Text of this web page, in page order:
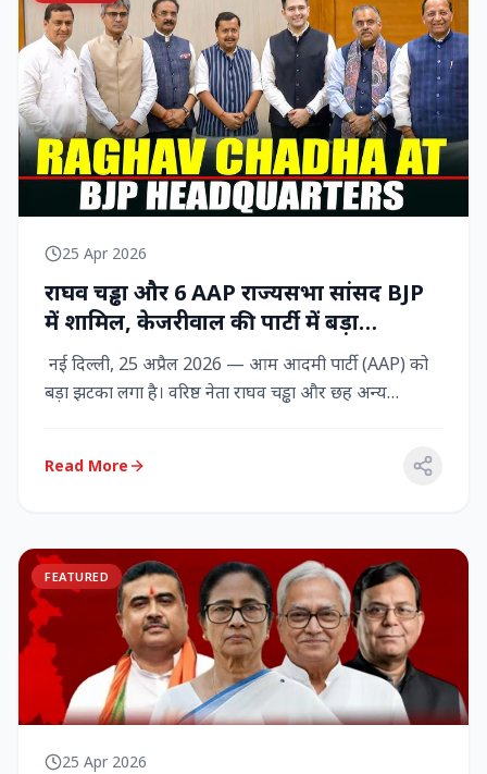
25 Apr 2026
राघव चड्ढा और 6 AAP राज्‍यसभा सांसद BJP
में शामिल, केजरीवाल की पार्टी में बड़ा
राजनीतिक विद्रोह
नई दिल्ली, 25 अप्रैल 2026 — आम आदमी पार्टी (AAP) को
बड़ा झटका लगा है। वरिष्ठ नेता राघव चड्ढा और छह अन्य
Read More
FEATURED
25 Apr 2026